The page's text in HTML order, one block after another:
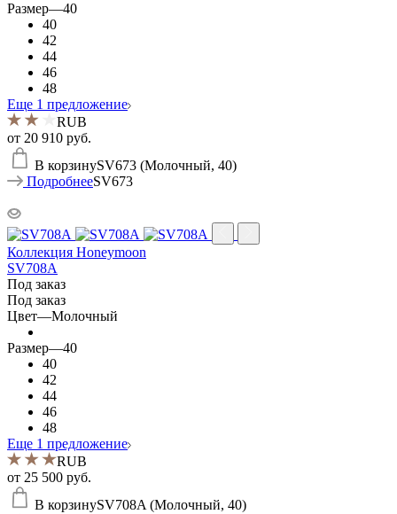
Размер—40
40
42
44
46
48
Еще 1 предложение
RUB
от 20 910 руб.
В корзинуSV673 (Молочный, 40)
ПодробнееSV673
Коллекция Honeymoon
SV708A
Под заказ
Под заказ
Цвет—Молочный
Размер—40
40
42
44
46
48
Еще 1 предложение
RUB
от 25 500 руб.
В корзинуSV708A (Молочный, 40)